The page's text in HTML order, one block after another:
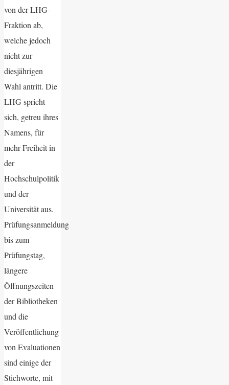
von der LHG-
Fraktion ab,
welche jedoch
nicht zur
diesjährigen
Wahl antritt. Die
LHG spricht
sich, getreu ihres
Namens, für
mehr Freiheit in
der
Hochschulpolitik
und der
Universität aus.
Prüfungsanmeldung
bis zum
Prüfungstag,
längere
Öffnungszeiten
der Bibliotheken
und die
Veröffentlichung
von Evaluationen
sind einige der
Stichworte, mit